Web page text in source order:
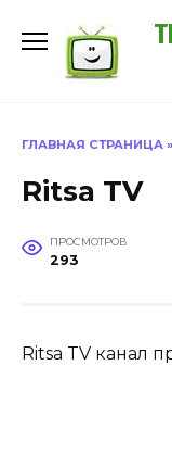
содержанию
ГЛАВНАЯ СТРАНИЦА »
Ritsa TV
ПРОСМОТРОВ
293
Ritsa TV канал